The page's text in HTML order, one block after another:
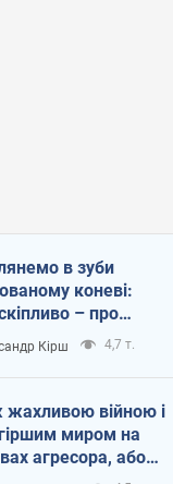
в зуби
коневі:
– про
Україні
Кірш 4,7 т.
жахливою війною і
миром на
агресора, або